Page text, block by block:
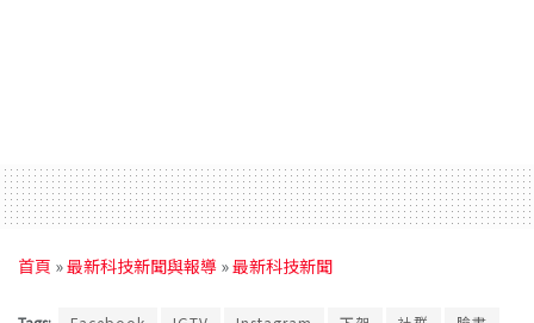
首頁 »最新科技新聞與報導 »最新科技新聞